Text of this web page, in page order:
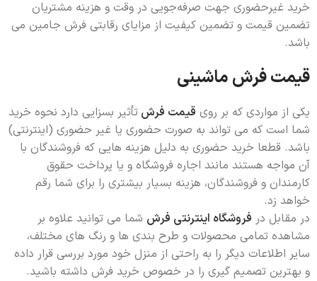
خرید غیرحضوری جهت صرفه‌جویی در وقت و هزینه مشتریان
تضمین قیمت و تضمین کیفیت از مزایای رقابتی فرش جامین می
باشد.
قیمت فرش ماشینی
یکی از مواردی که بر روی قیمت فرش تأثیر بسزایی دارد نحوه خرید
شما است که می تواند به صورت حضوری یا غیر حضوری (اینترنتی)
باشد. قطعا خرید حضوری به دلیل هزینه هایی که فروشندگان با
آن مواجه هستند مانند اجاره فروشگاه و یا پرداخت حقوق
کارمندان و فروشندگان، هزینه بسیار بیشتری را برای شما رقم
خواهد زد.
در مقابل در فروشگاه اینترنتی فرش شما می توانید علاوه بر
مشاهده تمامی محصولات و طرح بندی ها و رنگ های مختلف،
سایر اطلاعات دیگر را به راحتی از منزل خود مورد بررسی قرار داده
و بهترین تصمیم گیری را در خصوص خرید فرش داشته باشید.